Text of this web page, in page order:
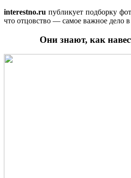
interestno.ru публикует подборку
что отцовство — самое важное дело
Они знают, как